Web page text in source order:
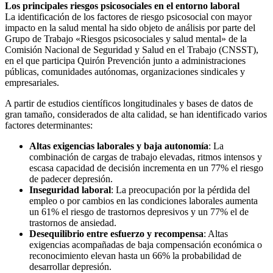
Los principales riesgos psicosociales en el entorno laboral
La identificación de los factores de riesgo psicosocial con mayor
impacto en la salud mental ha sido objeto de análisis por parte del
Grupo de Trabajo «Riesgos psicosociales y salud mental» de la
Comisión Nacional de Seguridad y Salud en el Trabajo (CNSST),
en el que participa Quirón Prevención junto a administraciones
públicas, comunidades autónomas, organizaciones sindicales y
empresariales.
A partir de estudios científicos longitudinales y bases de datos de
gran tamaño, considerados de alta calidad, se han identificado varios
factores determinantes:
Altas exigencias laborales y baja autonomía: La
combinación de cargas de trabajo elevadas, ritmos intensos y
escasa capacidad de decisión incrementa en un 77% el riesgo
de padecer depresión.
Inseguridad laboral: La preocupación por la pérdida del
empleo o por cambios en las condiciones laborales aumenta
un 61% el riesgo de trastornos depresivos y un 77% el de
trastornos de ansiedad.
Desequilibrio entre esfuerzo y recompensa: Altas
exigencias acompañadas de baja compensación económica o
reconocimiento elevan hasta un 66% la probabilidad de
desarrollar depresión.